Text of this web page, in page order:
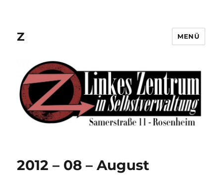
Z MENÜ
2012 – 08 – August